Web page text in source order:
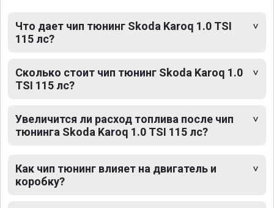
Что дает чип тюнинг Skoda Karoq 1.0 TSI
115 лс?
Сколько стоит чип тюнинг Skoda Karoq 1.0
TSI 115 лс?
Увеличится ли расход топлива после чип
тюнинга Skoda Karoq 1.0 TSI 115 лс?
Как чип тюнинг влияет на двигатель и
коробку?